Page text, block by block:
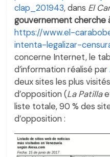
clap_201943, dans El
gouvernement cherche
https://www.el-
intenta-legalizar-
concerne Internet, le
d’information réalisé par
deux sites les plus
d’opposition (La Patilla
liste totale, 90 % des
d’opposition :